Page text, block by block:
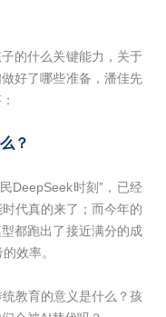
的什么关键能力，关于
好了哪些准备，潘佳先
？
DeepSeek时刻”，已经
代真的来了；而今年的
都跑出了接近满分的成
效率。
教育的意义是什么？孩